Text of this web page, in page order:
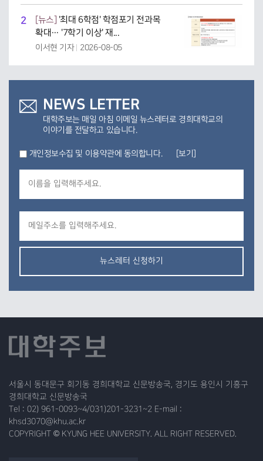
2 [뉴스]
'최대 6학점' 학점포기 전과목
확대… '7학기 이상' 재...
이서현 기자 2026-08-05
NEWS LETTER
대학주보는 매일 아침 이메일 뉴스레터로 경희대학교의
이야기를 전달하고 있습니다.
개인정보수집 및 이용약관에 동의합니다. [보기]
뉴스레터 신청하기
서울시 동대문구 회기동 경희대학교 신문방송국, 경기도 용인시 기흥구
경희대학교 신문방송국
Tel : 02) 961-0093~4/031)201-3231~2 E-mail :
khsd3070@khu.ac.kr
COPYRIGHT © KYUNG HEE UNIVERSITY. ALL RIGHT RESERVED.